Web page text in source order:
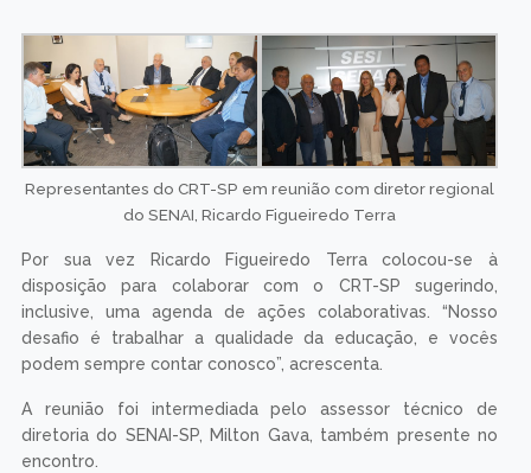
Representantes do CRT-SP em reunião com diretor regional
do SENAI, Ricardo Figueiredo Terra
Por sua vez Ricardo Figueiredo Terra colocou-se à
disposição para colaborar com o CRT-SP sugerindo,
inclusive, uma agenda de ações colaborativas. “Nosso
desafio é trabalhar a qualidade da educação, e vocês
podem sempre contar conosco”, acrescenta.
A reunião foi intermediada pelo assessor técnico de
diretoria do SENAI-SP, Milton Gava, também presente no
encontro.